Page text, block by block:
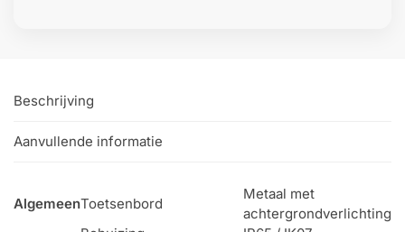
Beschrijving
Aanvullende informatie
AlgemeenToetsenbord
Metaal met
achtergrondverlichting